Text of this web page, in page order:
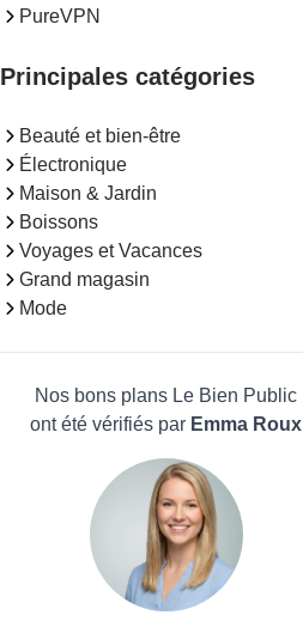
PureVPN
Principales catégories
Beauté et bien-être
Électronique
Maison & Jardin
Boissons
Voyages et Vacances
Grand magasin
Mode
Nos bons plans Le Bien Public
ont été vérifiés par Emma Roux